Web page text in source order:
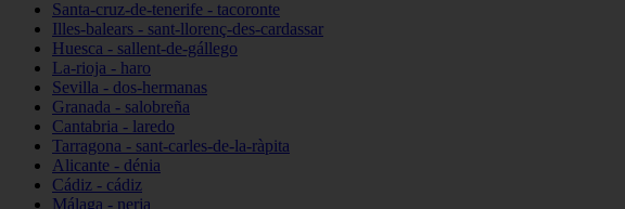
Santa-cruz-de-tenerife - tacoronte
Illes-balears - sant-llorenç-des-cardassar
Huesca - sallent-de-gállego
La-rioja - haro
Sevilla - dos-hermanas
Granada - salobreña
Cantabria - laredo
Tarragona - sant-carles-de-la-ràpita
Alicante - dénia
Cádiz - cádiz
Málaga - nerja